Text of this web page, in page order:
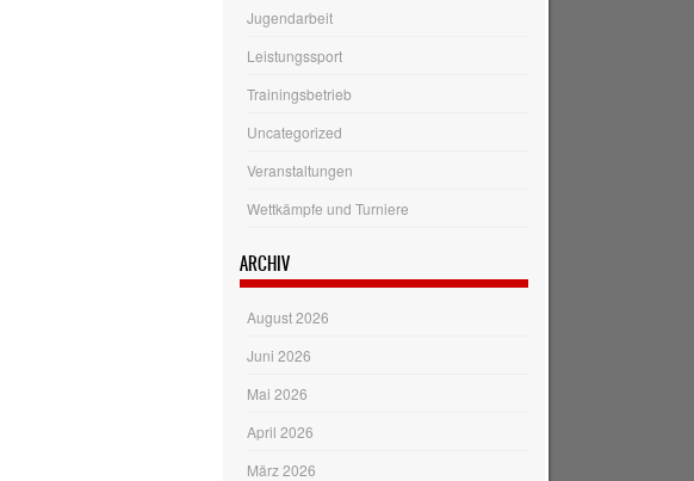
Jugendarbeit
Leistungssport
Trainingsbetrieb
Uncategorized
Veranstaltungen
Wettkämpfe und Turniere
ARCHIV
August 2026
Juni 2026
Mai 2026
April 2026
März 2026